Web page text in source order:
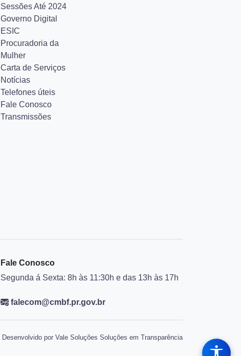
Sessões Até 2024
Governo Digital
ESIC
Procuradoria da
Mulher
Carta de Serviços
Notícias
Telefones úteis
Fale Conosco
Transmissões
Fale Conosco
Segunda á Sexta: 8h às 11:30h e das 13h às 17h
falecom@cmbf.pr.gov.br
Desenvolvido por Vale Soluções Soluções em Transparência